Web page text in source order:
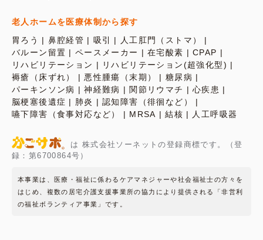
老人ホームを医療体制から探す
胃ろう
鼻腔経管 吸引
人工肛門（ストマ）
バルーン留置
ペースメーカー 在宅酸素
CPAP
リハビリテーション
リハビリテーション(超強化型)
褥瘡（床ずれ）
悪性腫瘍（末期）
糖尿病
パーキンソン病
神経難病 関節リウマチ
心疾患
脳梗塞後遺症
肺炎
認知障害（徘徊など）
嚥下障害（食事対応など）
MRSA 結核 人工呼吸器
は 株式会社ソーネットの登録商標です。（登
録：第6700864号）
本事業は、医療・福祉に係わるケアマネジャーや社会福祉士の方々を
はじめ、複数の居宅介護支援事業所の協力により提供される「非営利
の福祉ボランティア事業」です。